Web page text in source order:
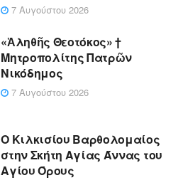
7 Αυγούστου 2026
«Ἀληθῆς Θεοτόκος» †
Μητροπολίτης Πατρῶν
Νικόδημος
7 Αυγούστου 2026
Ο Κιλκισίου Βαρθολομαίος
στην Σκήτη Αγίας Άννας του
Αγίου Όρους